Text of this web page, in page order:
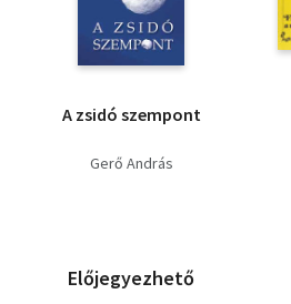
A zsidó szempont
Gerő András
Előjegyezhető